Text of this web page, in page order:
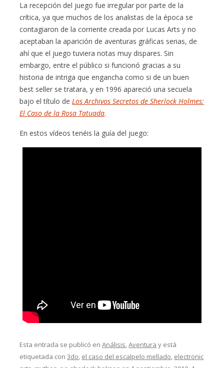
La recepción del juego fue irregular por parte de la
crítica, ya que muchos de los analistas de la época se
contagiaron de la corriente creada por Lucas Arts y no
aceptaban la aparición de aventuras gráficas serias, de
ahí que el juego tuviera notas muy dispares. Sin
embargo, entre el público si funcionó gracias a su
historia de intriga que engancha como si de un buen
best seller se tratara, y en 1996 apareció una secuela
bajo el título deLos Archivos Secretos de Sherlock Holmes:
El Caso de la Rosa Tatuada.
En estos vídeos tenéis la guía del juego:
Esta entrada se publicó enAnálisis,Aventura y está
etiquetada con3do, el caso del escalpelo mellado, electronic